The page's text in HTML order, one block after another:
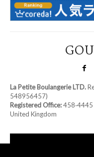
La Petite Boulangerie LTD.
548956457)
Registered Office:458‑4445
United Kingdom